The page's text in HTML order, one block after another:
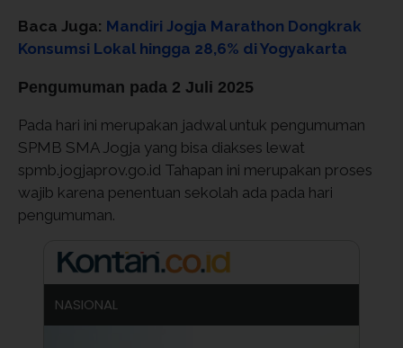
Baca Juga: Mandiri Jogja Marathon Dongkrak
Konsumsi Lokal hingga 28,6% di Yogyakarta
Pengumuman pada 2 Juli 2025
Pada hari ini merupakan jadwal untuk pengumuman
SPMB SMA Jogja yang bisa diakses lewat
spmb.jogjaprov.go.id Tahapan ini merupakan proses
wajib karena penentuan sekolah ada pada hari
pengumuman.
NASIONAL